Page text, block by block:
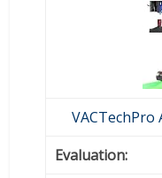
VACTechPro